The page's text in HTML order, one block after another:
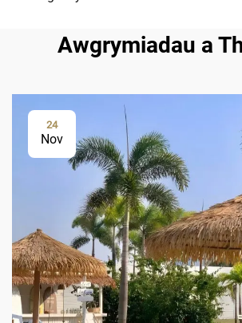
Awgrymiadau a
24
Nov